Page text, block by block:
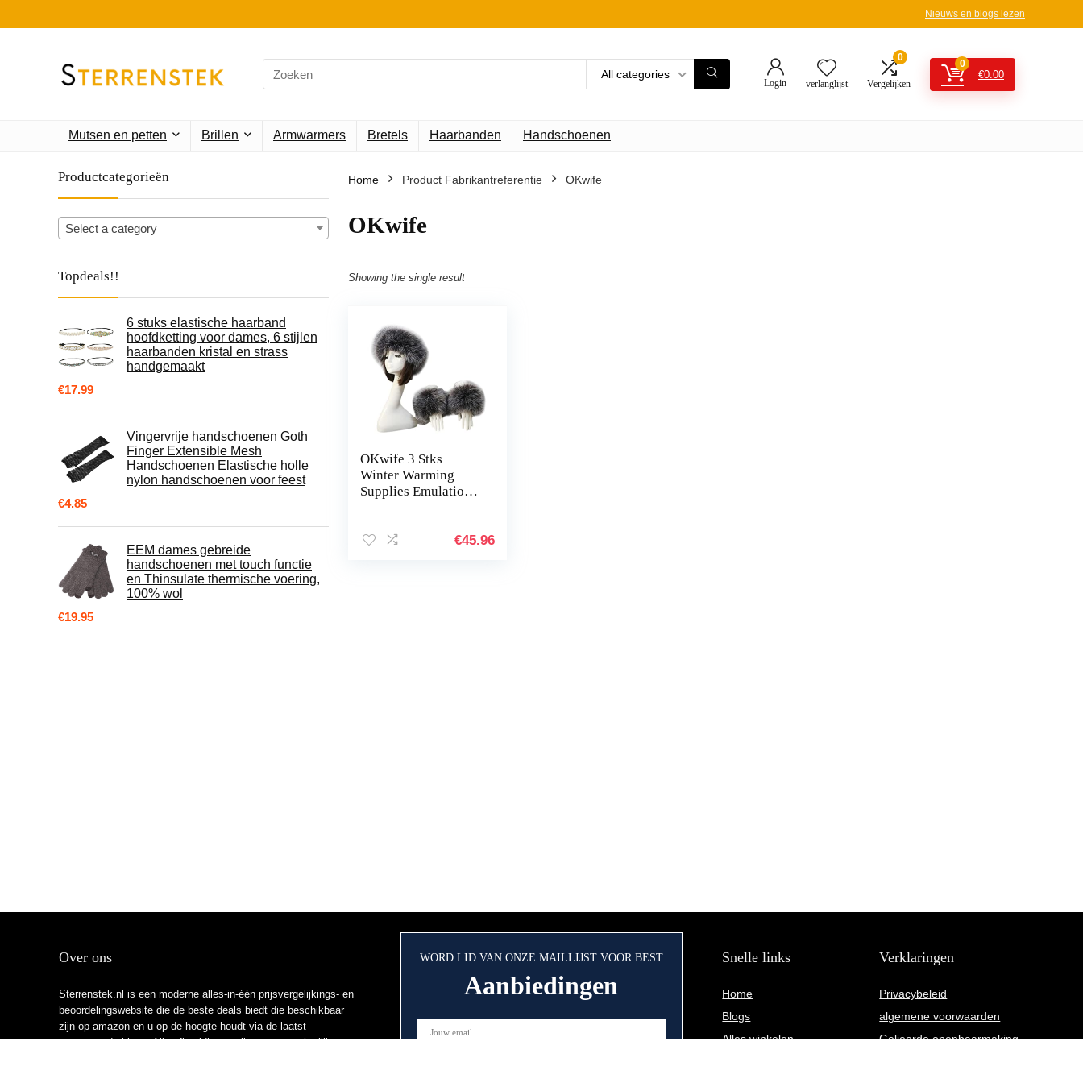
Nieuws en blogs lezen
Search
for:
All categories
Login verlanglijst
0
Vergelijken
0
€0.00
Mutsen en petten Brillen Armwarmers Bretels Haarbanden Handschoenen
Productcategorieën
Select a category
Topdeals!!
6 stuks elastische haarband
hoofdketting voor dames, 6 stijlen
haarbanden kristal en strass
handgemaakt
€17.99
Vingervrije handschoenen Goth
Finger Extensible Mesh
Handschoenen Elastische holle
nylon handschoenen voor feest
€4.85
EEM dames gebreide
handschoenen met touch functie
en Thinsulate thermische voering,
100% wol
€19.95
Home Product Fabrikantreferentie OKwife
OKwife
Showing the single result
OKwife 3 Stks
Winter Warming
Supplies Emulational
Vrouwen Elegant€45.96
Over ons
Sterrenstek.nl is een moderne alles-in-één prijsvergelijkings- en
beoordelingswebsite die de beste deals biedt die beschikbaar
zijn op amazon en u op de hoogte houdt via de laatst
toegevoegde blogs. Alle afbeeldingen zijn auteursrechtelijk
WORD LID VAN ONZE MAILLIJST VOOR BEST
Aanbiedingen
Snelle links
Home
Blogs
Alles winkelen
Verklaringen
Privacybeleid
algemene voorwaarden
Gelieerde openbaarmaking